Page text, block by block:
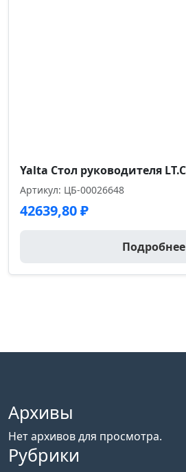
Артикул: ЦБ-00026648
42639,80₽
Подробнее
Архивы
Нет архивов для просмотра.
Рубрики